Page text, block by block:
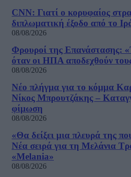
CNN: Γιατί ο κορυφαίος
διπλωματική έξοδο από το
08/08/2026
Φρουροί της Επανάστασης:
όταν οι ΗΠΑ αποδεχθούν
08/08/2026
Νέο πλήγμα για το κόμμα
Νίκος Μπρουτζάκης –
φίμωση
08/08/2026
«Θα δείξει μια πλευρά της
Νέα σειρά για τη Μελάνια
«Melania»
08/08/2026